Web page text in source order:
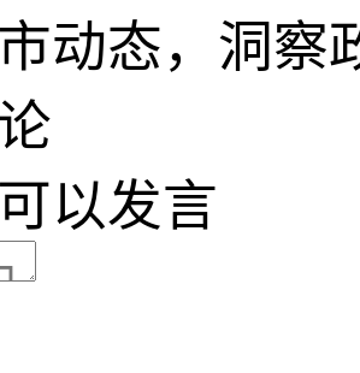
动态，洞察
以发言